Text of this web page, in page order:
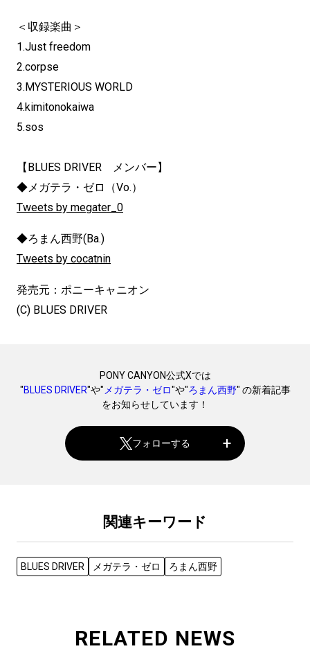
＜収録楽曲＞
1.Just freedom
2.corpse
3.MYSTERIOUS WORLD
4.kimitonokaiwa
5.sos
【BLUES DRIVER メンバー】
◆メガテラ・ゼロ（Vo.）
Tweets by megater_0
◆ろまん西野(Ba.)
Tweets by cocatnin
発売元：ポニーキャニオン
(C) BLUES DRIVER
PONY CANYON公式Xでは
"BLUES DRIVER"や" メガテラ・ゼロ"や"ろまん西野" の新着記事
をお知らせしています！
フォローする
関連キーワード
BLUES DRIVER メガテラ・ゼロ ろまん西野
RELATED NEWS